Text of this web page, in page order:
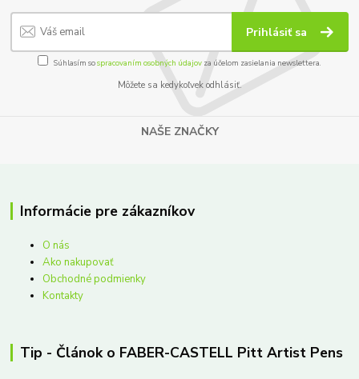
Prihlásiť sa
Súhlasím sospracovaním osobných údajov za účelom zasielania newslettera.
Môžete sa kedykoľvek odhlásiť.
NAŠE ZNAČKY
Informácie pre zákazníkov
O nás
Ako nakupovať
Obchodné podmienky
Kontakty
Tip - Článok o FABER-CASTELL Pitt Artist Pens